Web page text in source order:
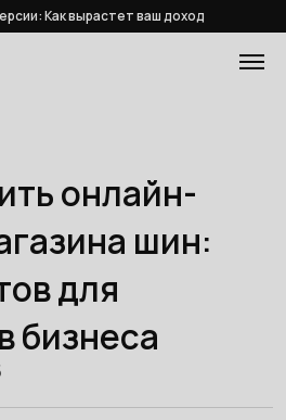
Как вырастет ваш доход
онлайн-
шин:
для
бизнеса